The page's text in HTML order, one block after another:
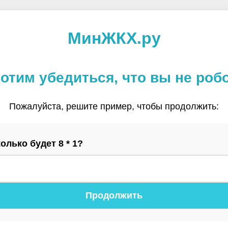
МинЖКХ.ру
убедиться, что вы не
Пожалуйста, решите пример, чтобы продолжить:
будет 8 * 1?
Продолжить